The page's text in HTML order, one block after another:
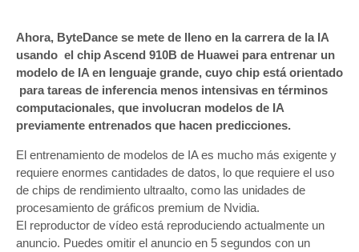
Ahora, ByteDance se mete de lleno en la carrera de la IA
usando el chip Ascend 910B de Huawei para entrenar un
modelo de IA en lenguaje grande, cuyo chip está orientado
para tareas de inferencia menos intensivas en términos
computacionales, que involucran modelos de IA
previamente entrenados que hacen predicciones.
El entrenamiento de modelos de IA es mucho más exigente y
requiere enormes cantidades de datos, lo que requiere el uso
de chips de rendimiento ultraalto, como las unidades de
procesamiento de gráficos premium de Nvidia.
El reproductor de vídeo está reproduciendo actualmente un
anuncio. Puedes omitir el anuncio en 5 segundos con un